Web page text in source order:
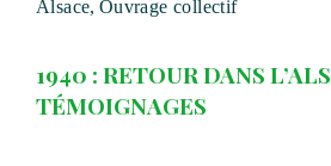
Alsace, Ouvrage collectif
1940 : RETOUR DANS
TÉMOIGNAGES